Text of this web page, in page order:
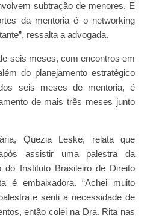
subtração de menores. E
da mentoria é o networking
ressalta a advogada.
seis meses, com encontros em
do planejamento estratégico
seis meses de mentoria, é
de mais três meses junto
Quezia Leske, relata que
assistir uma palestra da
do Instituto Brasileiro de Direito
é embaixadora. “Achei muito
e senti a necessidade de
então colei na Dra. Rita nas